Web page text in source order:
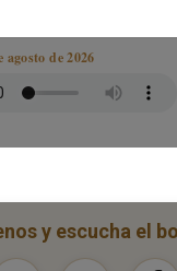
agosto de 2026
y escucha el